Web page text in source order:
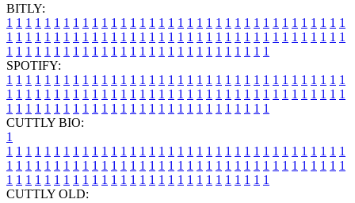
BITLY:
1 1 1 1 1 1 1 1 1 1 1 1 1 1 1 1 1 1 1 1 1 1 1 1 1 1 1 1 1 1 1 1 1 1 1 1
1 1 1 1 1 1 1 1 1 1 1 1 1 1 1 1 1 1 1 1 1 1 1 1 1 1 1 1 1 1 1 1 1 1 1 1
1 1 1 1 1 1 1 1 1 1 1 1 1 1 1 1 1 1 1 1 1 1 1 1 1 1 1 1
SPOTIFY:
1 1 1 1 1 1 1 1 1 1 1 1 1 1 1 1 1 1 1 1 1 1 1 1 1 1 1 1 1 1 1 1 1 1 1 1
1 1 1 1 1 1 1 1 1 1 1 1 1 1 1 1 1 1 1 1 1 1 1 1 1 1 1 1 1 1 1 1 1 1 1 1
1 1 1 1 1 1 1 1 1 1 1 1 1 1 1 1 1 1 1 1 1 1 1 1 1 1 1 1
CUTTLY BIO:
1
1 1 1 1 1 1 1 1 1 1 1 1 1 1 1 1 1 1 1 1 1 1 1 1 1 1 1 1 1 1 1 1 1 1 1 1
1 1 1 1 1 1 1 1 1 1 1 1 1 1 1 1 1 1 1 1 1 1 1 1 1 1 1 1 1 1 1 1 1 1 1 1
1 1 1 1 1 1 1 1 1 1 1 1 1 1 1 1 1 1 1 1 1 1 1 1 1 1 1 1
CUTTLY OLD: